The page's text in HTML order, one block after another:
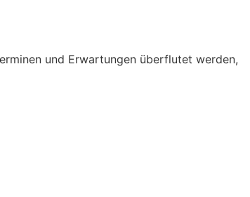
und Erwartungen überflutet werden,